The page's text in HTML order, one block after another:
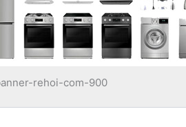
rehoi-com-900